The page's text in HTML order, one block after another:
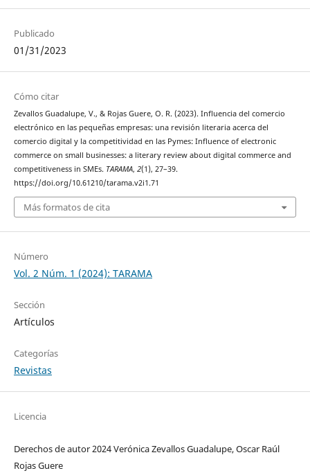
Publicado
01/31/2023
Cómo citar
Zevallos Guadalupe, V., & Rojas Guere, O. R. (2023). Influencia del comercio
electrónico en las pequeñas empresas: una revisión literaria acerca del
comercio digital y la competitividad en las Pymes: Influence of electronic
commerce on small businesses: a literary review about digital commerce and
competitiveness in SMEs. TARAMA, 2(1), 27–39.
https://doi.org/10.61210/tarama.v2i1.71
Más formatos de cita
Número
Vol. 2 Núm. 1 (2024): TARAMA
Sección
Artículos
Categorías
Revistas
Licencia
Derechos de autor 2024 Verónica Zevallos Guadalupe, Oscar Raúl
Rojas Guere